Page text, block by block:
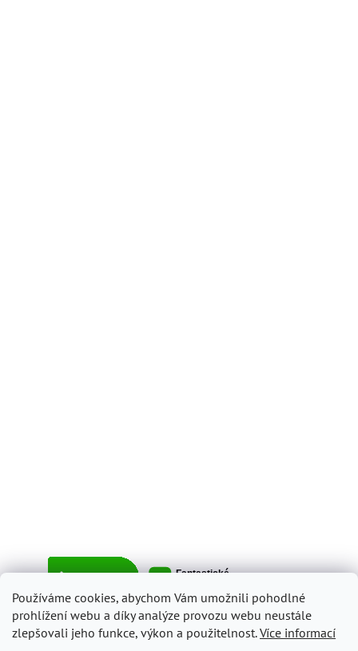
Používáme cookies, abychom Vám umožnili pohodlné
prohlížení webu a díky analýze provozu webu neustále
zlepšovali jeho funkce, výkon a použitelnost.Více informací